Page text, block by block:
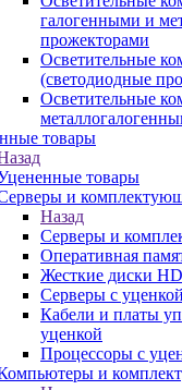
галогенными и
прожекторами
Осветительные
(светодиодные
Осветительные
товары
товары
и
Назад
Серверы и
Оперативная
Жесткие диски
Серверы с уценкой
Кабели и платы
уценкой
Процессоры с
и